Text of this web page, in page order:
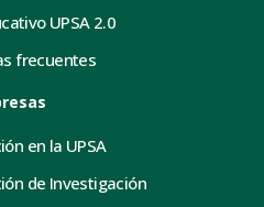
UPSA 2.0
frecuentes
en la UPSA
de Investigación